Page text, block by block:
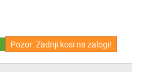
Pozor: Zadnji kosi na zalogi!